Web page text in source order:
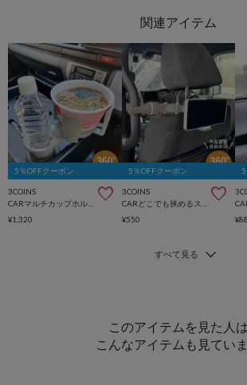
5％OFFクーポン
3COINS
¥1,320
5％OFFクーポン
3COINS
¥550
このアイテムを見た人は
こんなアイテムも見てい